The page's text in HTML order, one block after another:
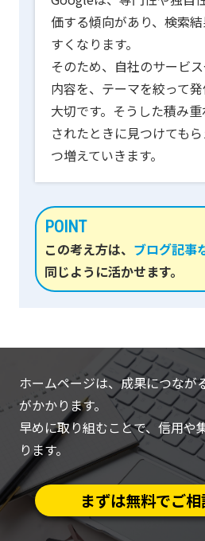
価する傾向があり、検索
すくなります。
そのため、自社のサービ
内容を、テーマを絞って
大切です。そうした積み
されたときに見つけても
つ増えていきます。
POINT
この考え方は、 ブログ記事
同じように活かせます。
ホームページは、成果につなが
がかかります。
早めに取り組むことで、信用や
ります。
まずは無料でご